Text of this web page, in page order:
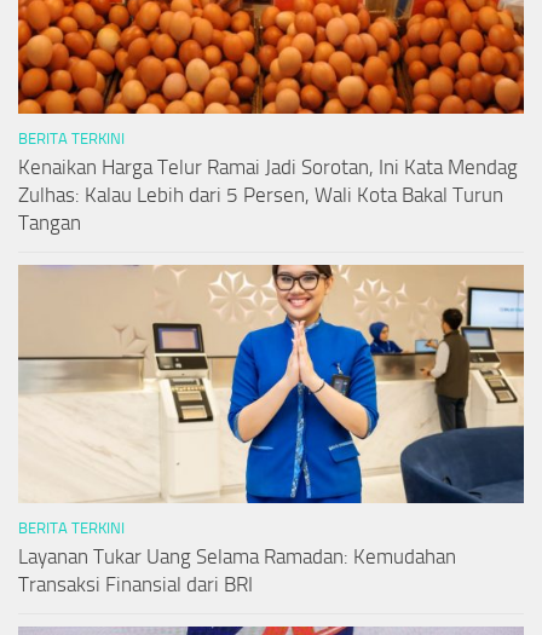
BERITA TERKINI
Kenaikan Harga Telur Ramai Jadi Sorotan, Ini Kata Mendag
Zulhas: Kalau Lebih dari 5 Persen, Wali Kota Bakal Turun
Tangan
BERITA TERKINI
Layanan Tukar Uang Selama Ramadan: Kemudahan
Transaksi Finansial dari BRI